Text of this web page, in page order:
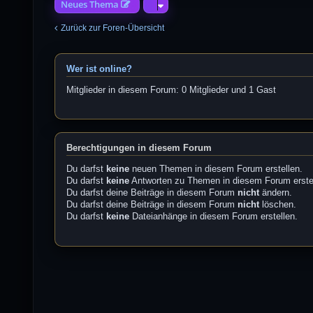
Neues Thema
Zurück zur Foren-Übersicht
Wer ist online?
Mitglieder in diesem Forum: 0 Mitglieder und 1 Gast
Berechtigungen in diesem Forum
Du darfst keine neuen Themen in diesem Forum erstellen.
Du darfst keine Antworten zu Themen in diesem Forum
Du darfst deine Beiträge in diesem Forum nichtändern.
Du darfst deine Beiträge in diesem Forum nichtlöschen.
Du darfst keine Dateianhänge in diesem Forum erstellen.